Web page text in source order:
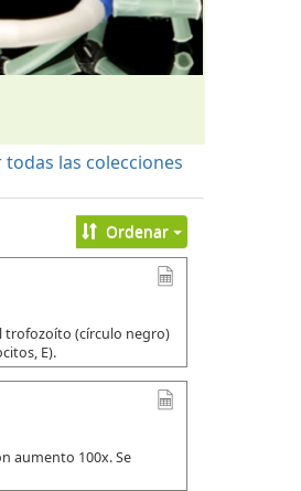
todas las colecciones
Ordenar
trofozoíto (círculo negro)
E).
aumento 100x. Se